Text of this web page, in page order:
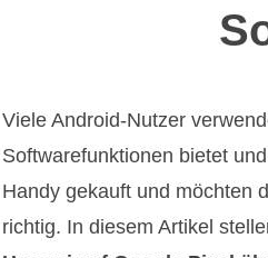
Viele Android-Nutzer
Softwarefunktionen bietet
Handy gekauft und möchten
richtig. In diesem Artikel